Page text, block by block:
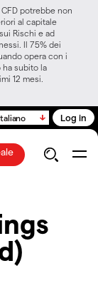
potrebbe non
al capitale
Rischi e ad
Il 75% dei
opera con i
subito la
12 mesi.
Log in